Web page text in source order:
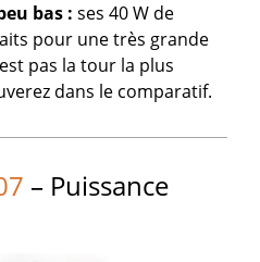
bas : ses 40 W de
pour une très grande
pas la tour la plus
dans le comparatif.
– Puissance